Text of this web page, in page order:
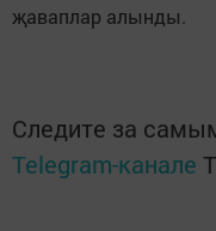
җаваплар алынды.
Следите за
Telegram-канале